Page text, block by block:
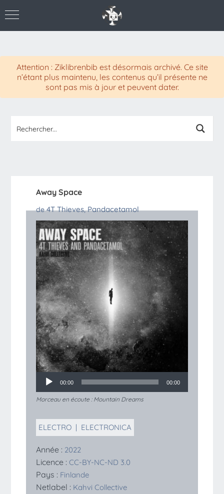
Attention : Ziklibrenbib est désormais archivé. Ce site
n’étant plus maintenu, les contenus qu’il présente ne
sont pas mis à jour et peuvent dater.
Away Space
de4T Thieves,Pandacetamol
00:00 00:00
Morceau en écoute : Mountain Dreams
ELECTRO | ELECTRONICA
Année : 2022
Licence :CC-BY-NC-ND 3.0
Pays : Finlande
Netlabel : Kahvi Collective